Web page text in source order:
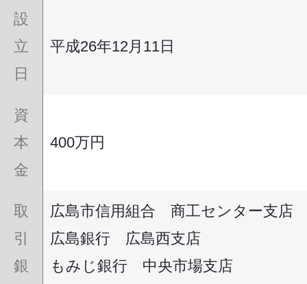
設
立
日
平成26年12月11日
資
本
金
400万円
取
引
銀
広島市信用組合 商工センター支店
広島銀行 広島西支店
もみじ銀行 中央市場支店